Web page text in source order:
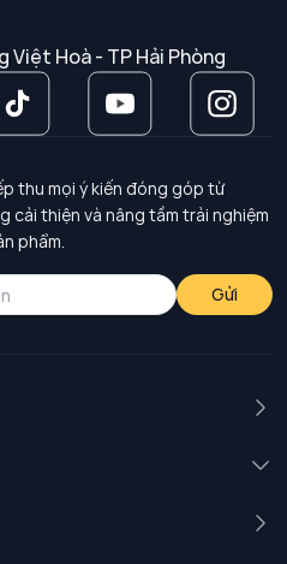
Việt Hoà - TP Hải Phòng
thu mọi ý kiến đóng góp từ
cải thiện và nâng tầm trải nghiệm
phẩm.
Gửi